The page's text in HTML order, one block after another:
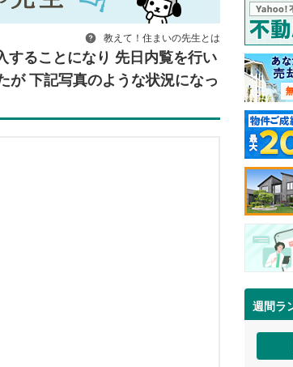
教えて！住まいの先生とは
することになり 先日内覧を行い
が 下記写真のような状況になっ
週間ラ